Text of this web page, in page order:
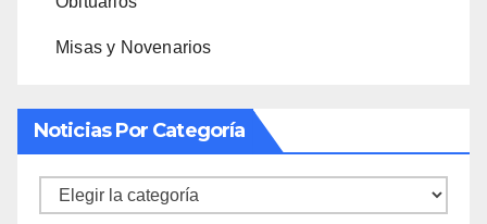
Misas y Novenarios
Noticias Por Categoría
Noticias